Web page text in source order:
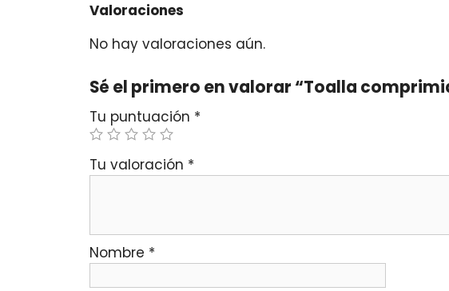
Valoraciones
No hay valoraciones aún.
Sé el primero en valorar “Toalla
Tu puntuación *
Tu valoración *
Nombre *